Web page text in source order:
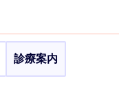
診療案内